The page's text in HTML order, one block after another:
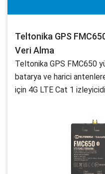
Teltonika GPS
Veri Alma
Teltonika GPS FMC650
batarya ve harici
için 4G LTE Cat 1